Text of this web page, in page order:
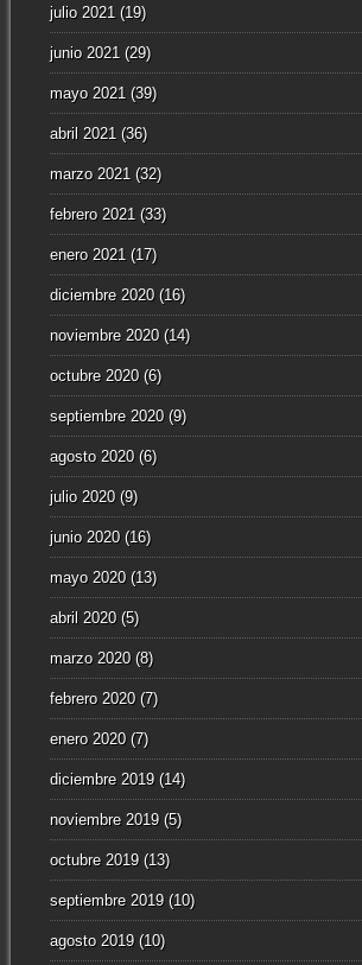
julio 2021 (19)
junio 2021 (29)
mayo 2021 (39)
abril 2021 (36)
marzo 2021 (32)
febrero 2021 (33)
enero 2021 (17)
diciembre 2020(16)
noviembre 2020(14)
octubre 2020(6)
septiembre 2020(9)
agosto 2020(6)
julio 2020(9)
junio 2020(16)
mayo 2020(13)
abril 2020(5)
marzo 2020(8)
febrero 2020(7)
enero 2020(7)
diciembre 2019(14)
noviembre 2019(5)
octubre 2019(13)
septiembre 2019(10)
agosto 2019(10)